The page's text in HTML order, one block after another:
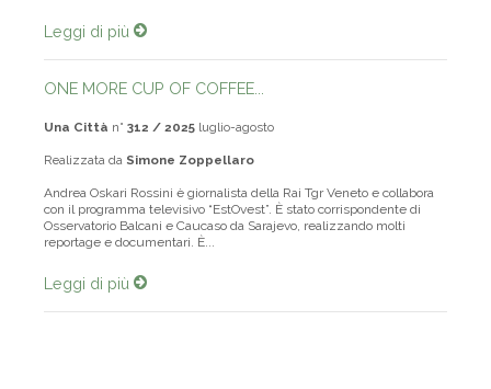
Leggi di più
ONE MORE CUP OF COFFEE...
Una Città n° 312 / 2025 luglio-agosto
Realizzata da Simone Zoppellaro
Andrea Oskari Rossini è giornalista della Rai Tgr Veneto e collabora
con il programma televisivo “EstOvest”. È stato corrispondente di
Osservatorio Balcani e Caucaso da Sarajevo, realizzando molti
reportage e documentari. È...
Leggi di più